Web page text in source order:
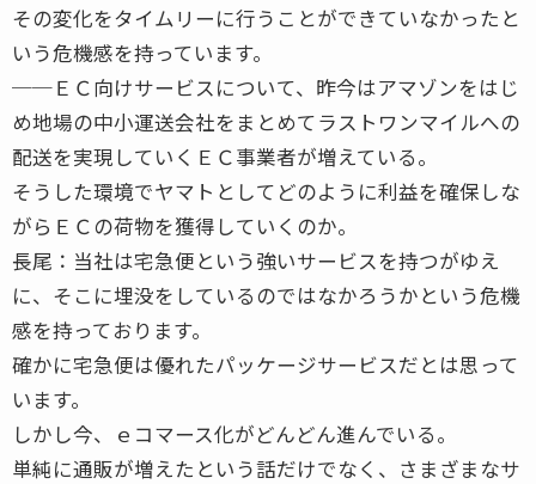
その変化をタイムリーに行うことができていなかったと
いう危機感を持っています。
──ＥＣ向けサービスについて、昨今はアマゾンをはじ
め地場の中小運送会社をまとめてラストワンマイルへの
配送を実現していくＥＣ事業者が増えている。
そうした環境でヤマトとしてどのように利益を確保しな
がらＥＣの荷物を獲得していくのか。
長尾：当社は宅急便という強いサービスを持つがゆえ
に、そこに埋没をしているのではなかろうかという危機
感を持っております。
確かに宅急便は優れたパッケージサービスだとは思って
います。
しかし今、ｅコマース化がどんどん進んでいる。
単純に通販が増えたという話だけでなく、さまざまなサ